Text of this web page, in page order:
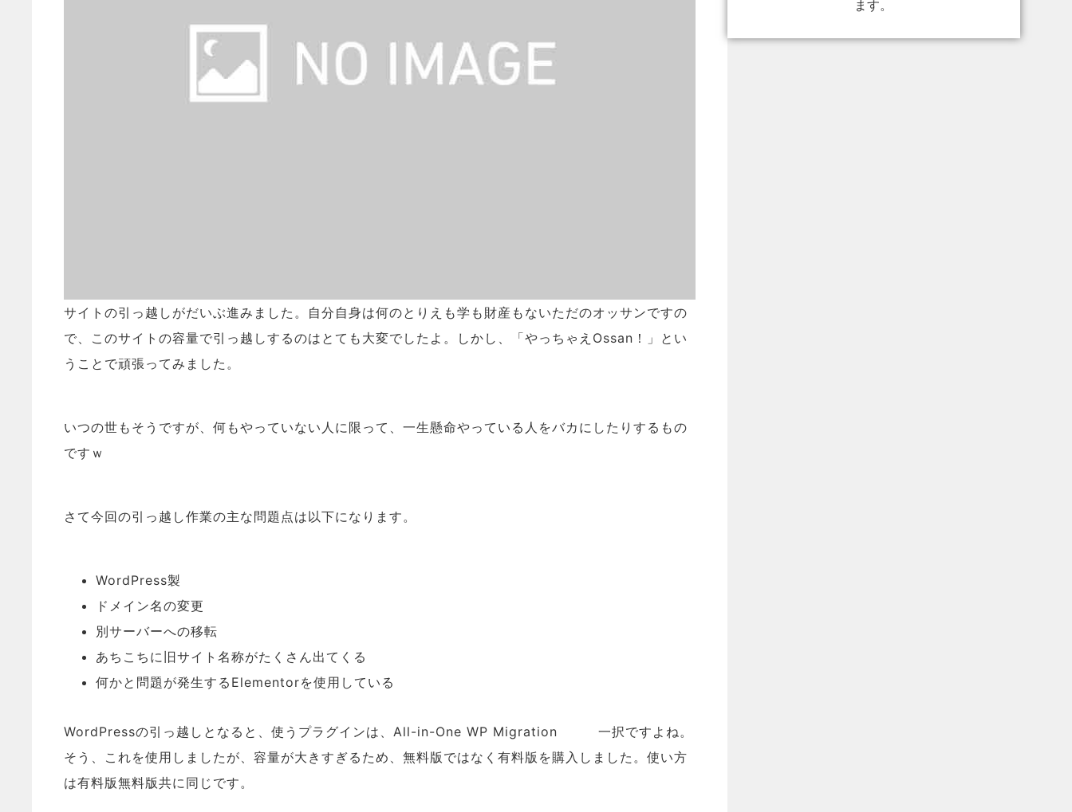
サイトの引っ越しがだいぶ進みました。自分自身は何のとりえも学も財産もないただのオッサンですの
で、このサイトの容量で引っ越しするのはとても大変でしたよ。しかし、「やっちゃえOssan！」とい
うことで頑張ってみました。
いつの世もそうですが、何もやっていない人に限って、一生懸命やっている人をバカにしたりするもの
ですｗ
さて今回の引っ越し作業の主な問題点は以下になります。
WordPress製
ドメイン名の変更
別サーバーへの移転
あちこちに旧サイト名称がたくさん出てくる
何かと問題が発生するElementorを使用している
WordPressの引っ越しとなると、使うプラグインは、All-in-One WP Migration 一択ですよね。
そう、これを使用しましたが、容量が大きすぎるため、無料版ではなく有料版を購入しました。使い方
は有料版無料版共に同じです。
ます。